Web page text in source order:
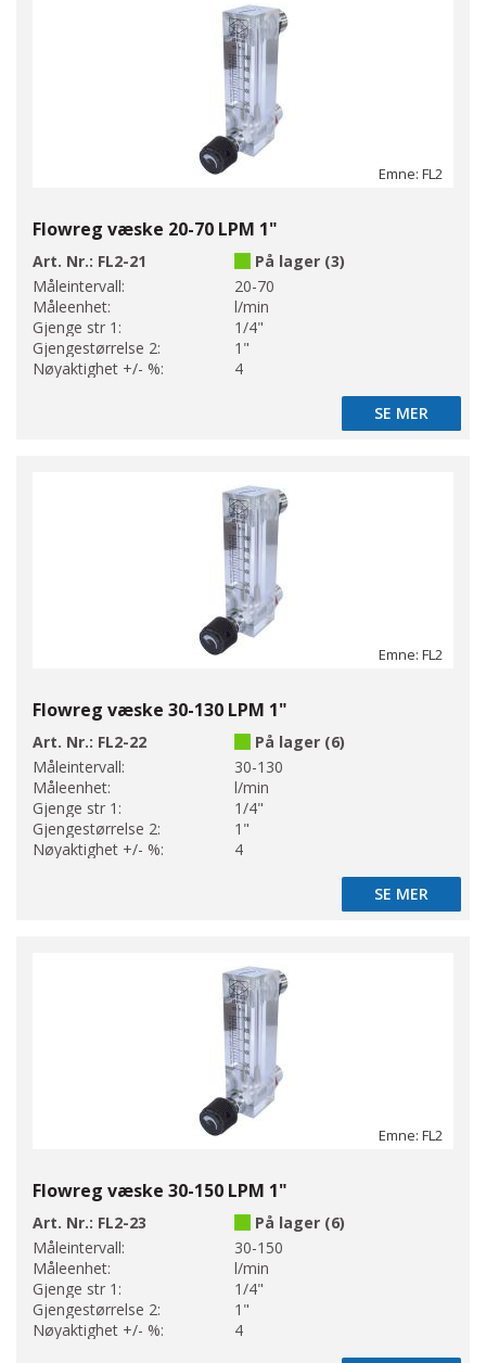
Emne: FL2
Flowreg væske 20-70 LPM 1"
Art. Nr.: FL2-21
På lager (3)
Måleintervall:
20-70
Måleenhet:
l/min
Gjenge str 1:
1/4"
Gjengestørrelse 2:
1"
Nøyaktighet +/- %:
4
SE MER
SE MER
Emne: FL2
Flowreg væske 30-130 LPM 1"
Art. Nr.: FL2-22
På lager (6)
Måleintervall:
30-130
Måleenhet:
l/min
Gjenge str 1:
1/4"
Gjengestørrelse 2:
1"
Nøyaktighet +/- %:
4
SE MER
SE MER
Emne: FL2
Flowreg væske 30-150 LPM 1"
Art. Nr.: FL2-23
På lager (6)
Måleintervall:
30-150
Måleenhet:
l/min
Gjenge str 1:
1/4"
Gjengestørrelse 2:
1"
Nøyaktighet +/- %:
4